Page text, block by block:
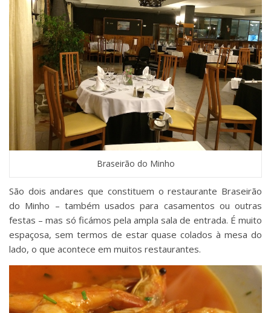
Braseirão do Minho
São dois andares que constituem o restaurante Braseirão
do Minho – também usados para casamentos ou outras
festas – mas só ficámos pela ampla sala de entrada. É muito
espaçosa, sem termos de estar quase colados à mesa do
lado, o que acontece em muitos restaurantes.